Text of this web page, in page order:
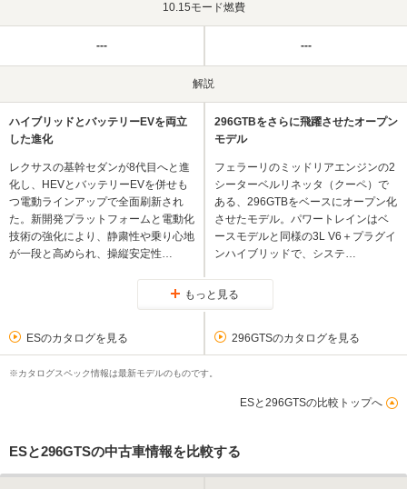
10.15モード燃費
--- ---
解説
ハイブリッドとバッテリーEVを両立
した進化
レクサスの基幹セダンが8代目へと進
化し、HEVとバッテリーEVを併せも
つ電動ラインアップで全面刷新され
た。新開発プラットフォームと電動化
技術の強化により、静粛性や乗り心地
が一段と高められ、操縦安定性…
296GTBをさらに飛躍させたオープン
モデル
フェラーリのミッドリアエンジンの2
シーターベルリネッタ（クーペ）で
ある、296GTBをベースにオープン化
させたモデル。パワートレインはベ
ースモデルと同様の3L V6＋プラグイ
ンハイブリッドで、システ…
もっと見る
ESのカタログを見る 296GTSのカタログを見る
※カタログスペック情報は最新モデルのものです。
ESと296GTSの比較トップへ
ESと296GTSの中古車情報を比較する